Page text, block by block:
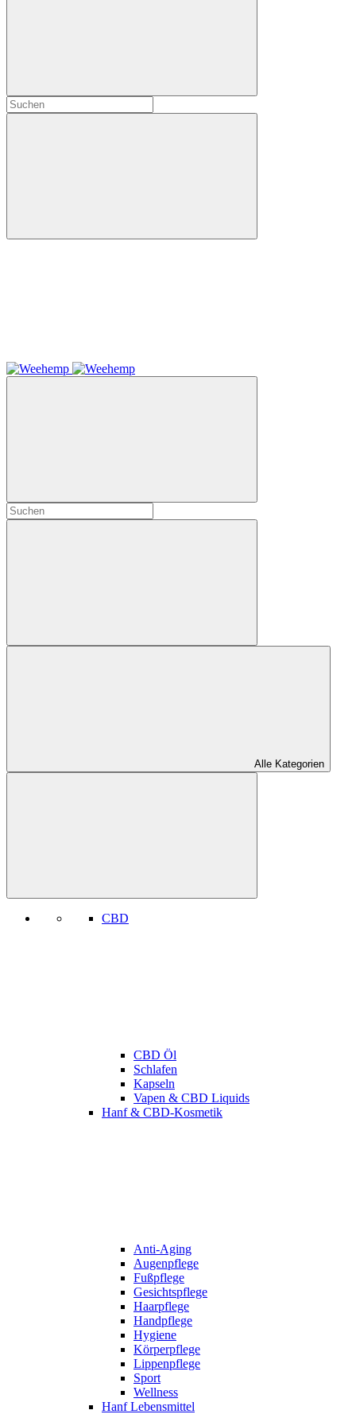
Alle Kategorien
CBD
CBD Öl
Schlafen
Kapseln
Vapen & CBD Liquids
Hanf & CBD-Kosmetik
Anti-Aging
Augenpflege
Fußpflege
Gesichtspflege
Haarpflege
Handpflege
Hygiene
Körperpflege
Lippenpflege
Sport
Wellness
Hanf Lebensmittel